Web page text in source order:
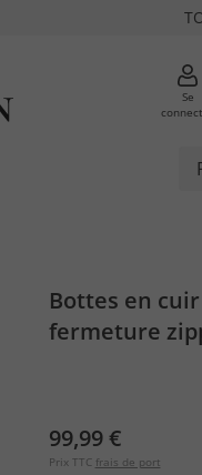
Se
Bottes en
fermeture
99,99 €
Prix TTC frais de port